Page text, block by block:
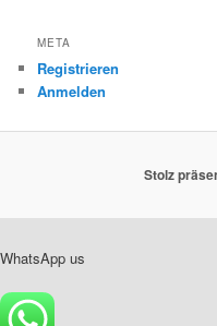
META
Registrieren
Anmelden
Stolz
WhatsApp us